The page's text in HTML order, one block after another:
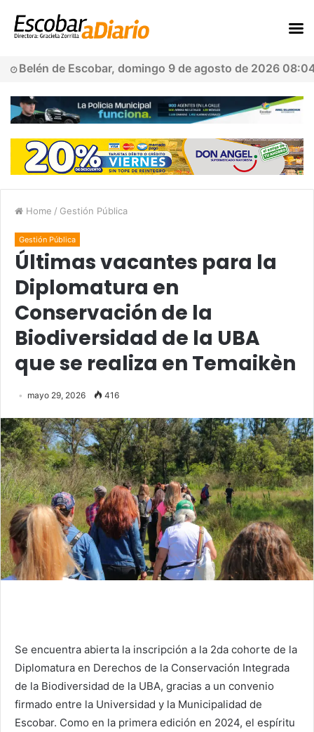
Belén de Escobar, domingo 9 de agosto de 2026
Home / Gestión Pública
Gestión Pública
Últimas vacantes para la
Diplomatura en
Conservación de la
Biodiversidad de la UBA
que se realiza en Temaikèn
mayo 29, 2026 416
Se encuentra abierta la inscripción a la 2da cohorte de la
Diplomatura en Derechos de la Conservación Integrada
de la Biodiversidad de la UBA, gracias a un convenio
firmado entre la Universidad y la Municipalidad de
Escobar. Como en la primera edición en 2024, el espíritu